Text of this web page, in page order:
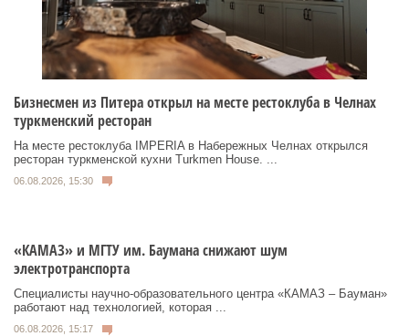
Бизнесмен из Питера открыл на месте рестоклуба в Челнах
туркменский ресторан
На месте рестоклуба IMPERIA в Набережных Челнах открылся
ресторан туркменской кухни Turkmen House. ...
06.08.2026, 15:30
«КАМАЗ» и МГТУ им. Баумана снижают шум
электротранспорта
Специалисты научно-образовательного центра «КАМАЗ – Бауман»
работают над технологией, которая ...
06.08.2026, 15:17